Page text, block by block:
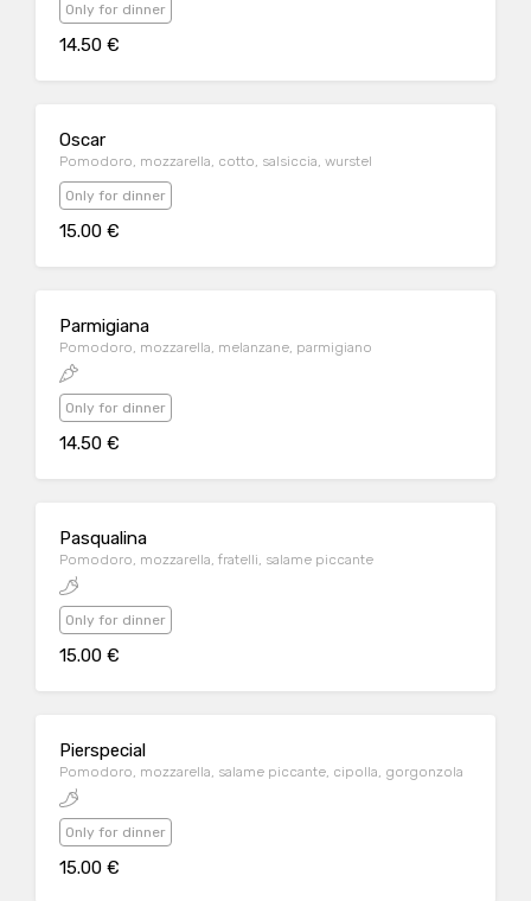
Only for dinner
14.50 €
Oscar
Pomodoro, mozzarella, cotto, salsiccia, wurstel
Only for dinner
15.00 €
Parmigiana
Pomodoro, mozzarella, melanzane, parmigiano
Only for dinner
14.50 €
Pasqualina
Pomodoro, mozzarella, fratelli, salame piccante
Only for dinner
15.00 €
Pierspecial
Pomodoro, mozzarella, salame piccante, cipolla, gorgonzola
Only for dinner
15.00 €